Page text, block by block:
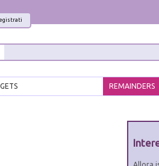
REMAINDERS